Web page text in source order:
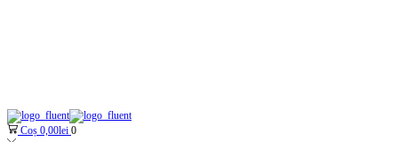
Coș 0,00lei 0